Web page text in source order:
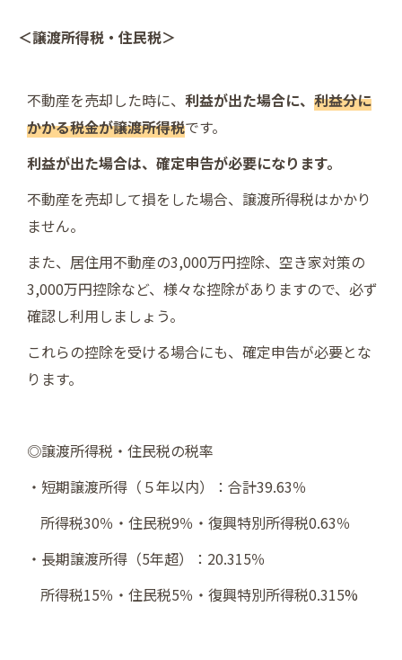
＜譲渡所得税・住民税＞
不動産を売却した時に、 利益が出た場合に、 利益分に
かかる税金が譲渡所得税です。
利益が出た場合は、確定申告が必要になります。
不動産を売却して損をした場合、譲渡所得税はかかり
ません。
また、居住用不動産の3,000万円控除、空き家対策の
3,000万円控除など、様々な控除がありますので、必ず
確認し利用しましょう。
これらの控除を受ける場合にも、確定申告が必要とな
ります。
◎譲渡所得税・住民税の税率
・短期譲渡所得（５年以内）：合計39.63％
所得税30％・住民税9％・復興特別所得税0.63％
・長期譲渡所得（5年超）：20.315％
所得税15％・住民税5％・復興特別所得税0.315%